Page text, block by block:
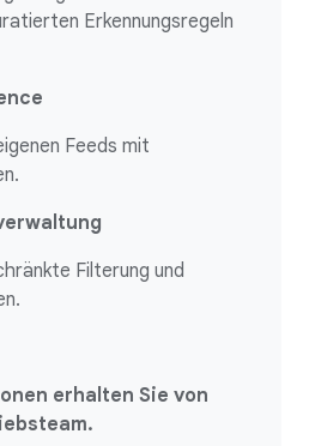
Erkennungsregeln
Feeds mit
Filterung und
erhalten Sie von